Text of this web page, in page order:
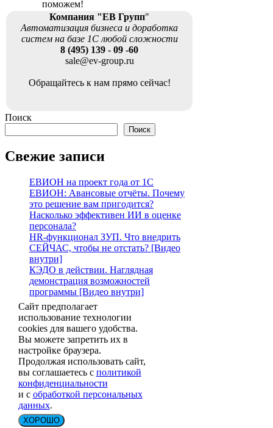
поможем!
Компания "ЕВ Групп"
Автоматизация бизнеса и доработка
систем на базе 1С любой сложности
8 (495) 139 - 09 -60
sale@ev-group.ru
Обращайтесь к нам прямо сейчас!
Поиск
Поиск
Свежие записи
ЕВИОН на проект года от 1С
ЕВИОН: Авансовые отчёты. Почему
это решение вам пригодится?
Насколько эффективен ИИ в оценке
персонала?
HR-функционал ЗУП. Что внедрить
СЕЙЧАС, чтобы не отстать? [Видео
внутри]
КЭДО в действии. Наглядная
демонстрация возможностей
программы [Видео внутри]
Сайт предполагает
использование технологии
cookies для вашего удобства.
Вы можете запретить их в
настройке браузера.
Продолжая использовать сайт,
вы соглашаетесь с политикой
конфиденциальности
и с обработкой персональных
данных.
ХОРОШО